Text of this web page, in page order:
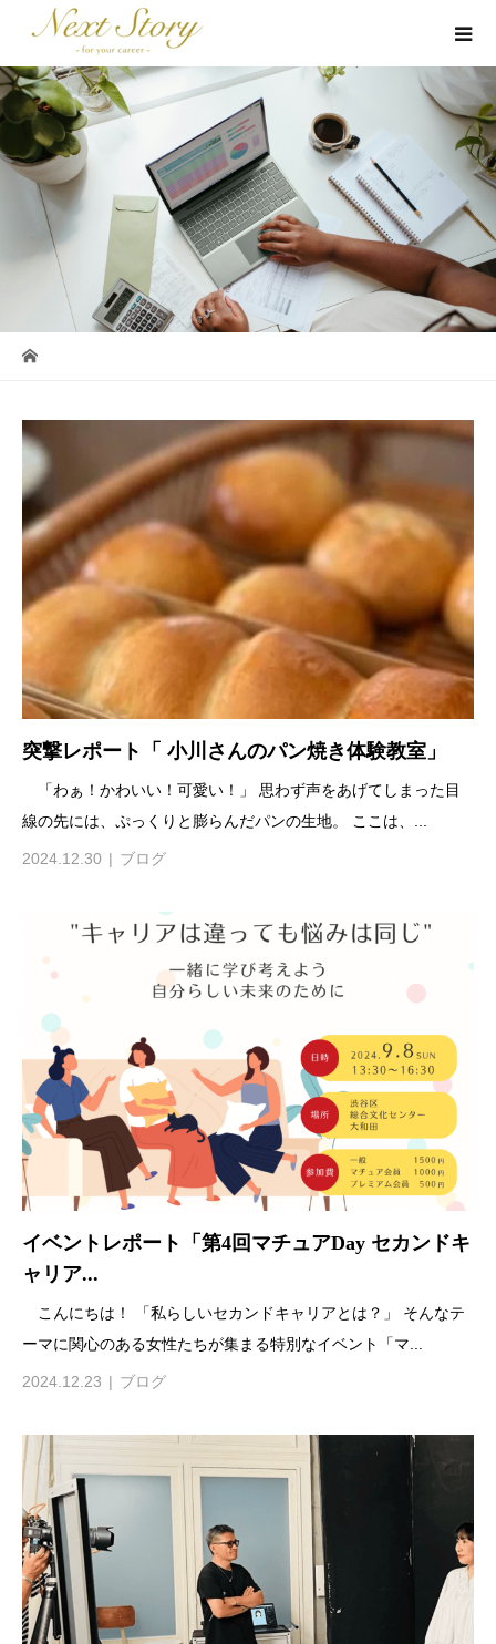
突撃レポート「 小川さんのパン焼き体験教室」
「わぁ！かわいい！可愛い！」 思わず声をあげてしまった目
線の先には、ぷっくりと膨らんだパンの生地。 ここは、...
2024.12.30 ブログ
イベントレポート「第4回マチュアDay セカンドキ
ャリア...
こんにちは！ 「私らしいセカンドキャリアとは？」 そんなテ
ーマに関心のある女性たちが集まる特別なイベント「マ...
2024.12.23 ブログ